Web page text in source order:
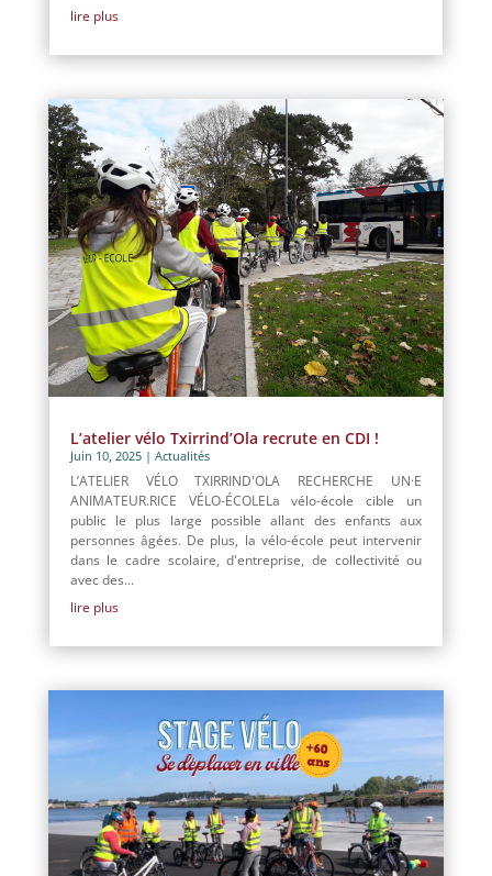
lire plus
L’atelier vélo Txirrind’Ola recrute en CDI !
Juin 10, 2025| Actualités
L’ATELIER VÉLO TXIRRIND'OLA RECHERCHE UN·E
ANIMATEUR.RICE VÉLO-ÉCOLELa vélo-école cible un
public le plus large possible allant des enfants aux
personnes âgées. De plus, la vélo-école peut intervenir
dans le cadre scolaire, d'entreprise, de collectivité ou
avec des...
lire plus